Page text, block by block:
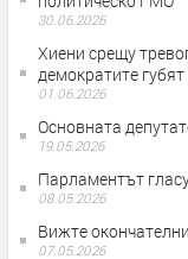
30.06.2026
Хиени срещу
демократите
01.06.2026
Основната
19.05.2026
Парламентът
08.05.2026
Вижте
07.05.2026